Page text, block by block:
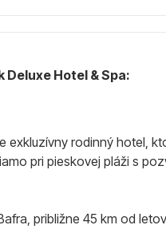
Deluxe Hotel & Spa:
exkluzívny rodinný hotel,
pri pieskovej pláži s
približne 45 km od